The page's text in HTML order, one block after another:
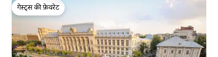
गेस्ट्स की फ़ेवरेट
गेस्ट्स की फ़ेवरेट